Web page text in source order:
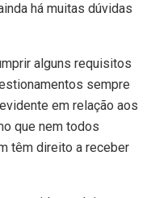
há muitas dúvidas
alguns requisitos
sempre
em relação aos
que nem todos
têm direito a receber